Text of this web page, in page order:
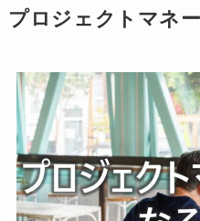
プロジェクトマネ